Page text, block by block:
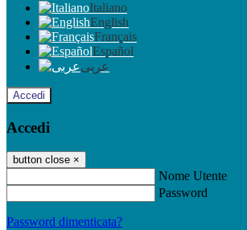
Italiano
English
Français
Español
عربى
Accedi
Accedi
button close ×
Nome Utente
Password
Password dimenticata?